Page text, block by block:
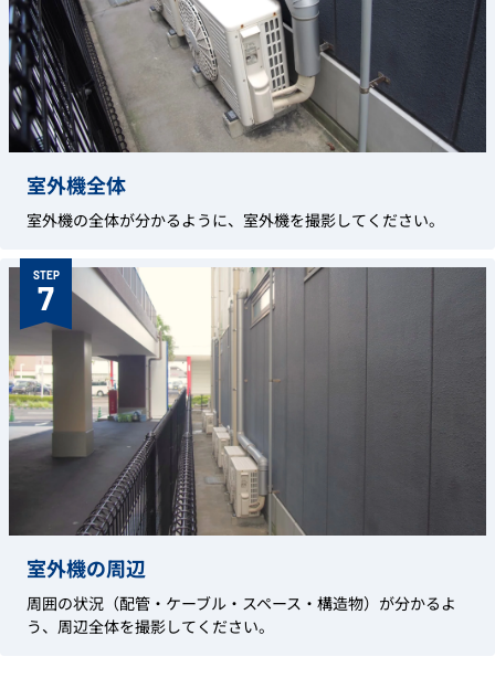
室外機全体
室外機の全体が分かるように、室外機を撮影してください。
STEP
7
室外機の周辺
周囲の状況（配管・ケーブル・スペース・構造物）が分かるよ
う、周辺全体を撮影してください。